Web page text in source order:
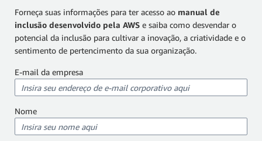
Forneça suas informações para ter acesso ao manual de
inclusão desenvolvido pela AWS e saiba como desvendar o
potencial da inclusão para cultivar a inovação, a criatividade e o
sentimento de pertencimento da sua organização.
E-mail da empresa
Nome